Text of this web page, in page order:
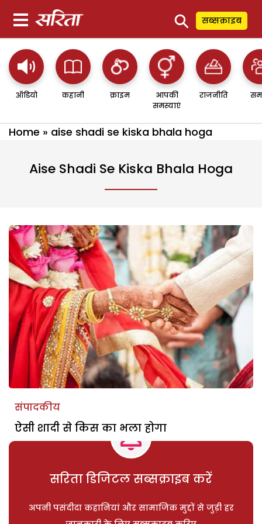
⚲ सब्सक्राइब
ऑडियो कहानी क्राइम
आपकी
समस्याएं
राजनीति
Home » aise shadi se kiska bhala hoga
Aise Shadi Se Kiska Bhala Hoga
संपादकीय
ऐसी शादी से किस का भला होगा
सरिता डिजिटल सब्सक्राइब करें
अपनी पसंदीदा कहानियां और सामाजिक मुद्दों से जुड़ी हर